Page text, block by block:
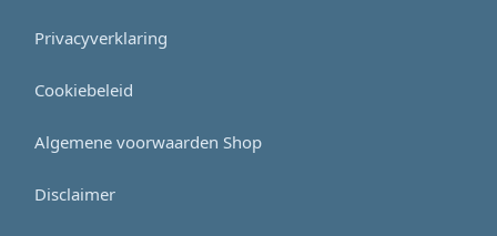
Privacyverklaring
Cookiebeleid
Algemene voorwaarden Shop
Disclaimer